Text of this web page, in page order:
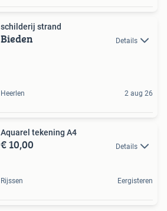
schilderij strand
Bieden Details
Heerlen 2 aug 26
Aquarel tekening A4
€ 10,00 Details
Rijssen Eergisteren